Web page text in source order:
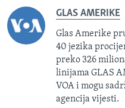
GLAS AMERIKE
Glas Amerike
40 jezika
preko 326
linijama GLAS
VOA i mogu
agencija vijesti.